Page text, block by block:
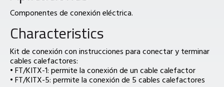
Componentes de conexión eléctrica.
Characteristics
Kit de conexión con instrucciones para conectar y terminar
cables calefactores:
• FT/KITX-1: permite la conexión de un cable calefactor
• FT/KITX-5: permite la conexión de 5 cables calefactores